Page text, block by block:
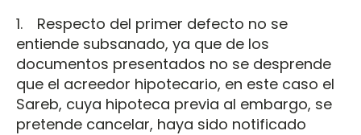
1. Respecto del primer defecto no se
entiende subsanado, ya que de los
documentos presentados no se desprende
que el acreedor hipotecario, en este caso el
Sareb, cuya hipoteca previa al embargo, se
pretende cancelar, haya sido notificado